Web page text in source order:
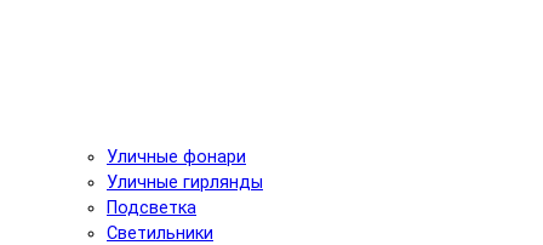
Уличные фонари
Уличные гирлянды
Подсветка
Светильники